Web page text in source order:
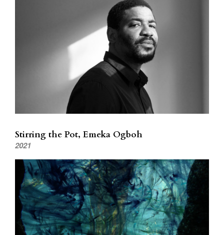
Stirring the Pot, Emeka Ogboh
2021